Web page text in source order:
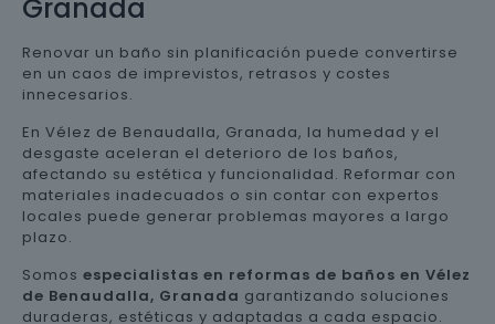
Granada
Renovar un baño sin planificación puede convertirse
en un caos de imprevistos, retrasos y costes
innecesarios.
En Vélez de Benaudalla, Granada, la humedad y el
desgaste aceleran el deterioro de los baños,
afectando su estética y funcionalidad. Reformar con
materiales inadecuados o sin contar con expertos
locales puede generar problemas mayores a largo
plazo.
Somos especialistas en reformas de baños en Vélez
de Benaudalla, Granada garantizando soluciones
duraderas, estéticas y adaptadas a cada espacio.